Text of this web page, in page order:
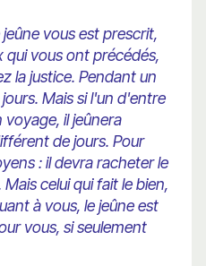
vous est prescrit,
qui vous ont précédés,
la justice. Pendant un
Mais si l'un d'entre
voyage, il jeûnera
de jours. Pour
: il devra racheter le
celui qui fait le bien,
à vous, le jeûne est
vous, si seulement